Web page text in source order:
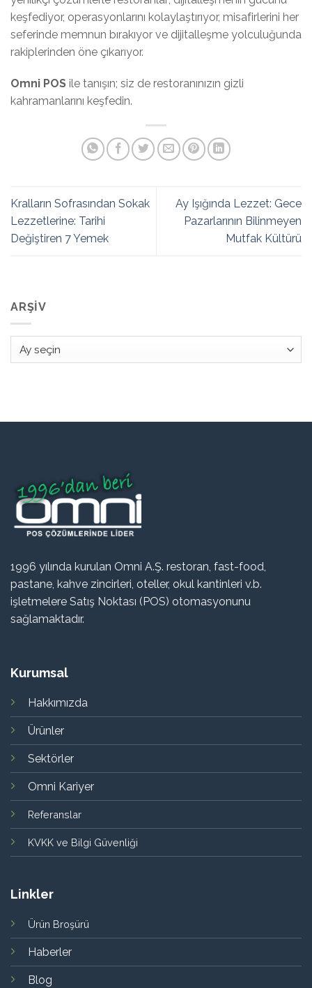
keşfediyor, operasyonlarını kolaylaştırıyor, misafirlerini her
seferinde memnun bırakıyor ve dijitalleşme yolculuğunda
rakiplerinden öne çıkarıyor.
Omni POS ile tanışın; siz de restoranınızın gizli
kahramanlarını keşfedin.
Kralların Sofrasından Sokak
Lezzetlerine: Tarihi
Değiştiren 7 Yemek
Ay Işığında Lezzet: Gece
Pazarlarının Bilinmeyen
Mutfak Kültürü
ARŞIV
Arşiv
1996 yılında kurulan Omni A.Ş. restoran, fast-food,
pastane, kahve zincirleri, oteller, okul kantinleri v.b.
işletmelere Satış Noktası (POS) otomasyonunu
sağlamaktadır.
Kurumsal
Hakkımızda
Ürünler
Sektörler
Omni Kariyer
Referanslar
KVKK ve Bilgi Güvenliği
Linkler
Ürün Broşürü
Haberler
Blog